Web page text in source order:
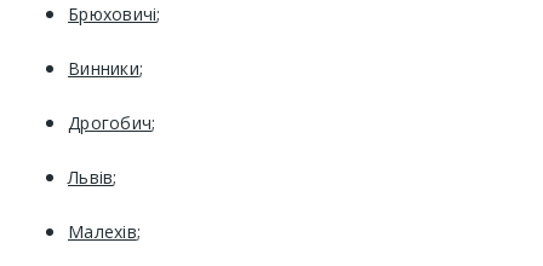
Брюховичі;
Винники;
Дрогобич;
Львів;
Малехів;